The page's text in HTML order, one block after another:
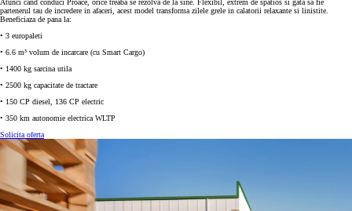
Atunci cand conduci Proace, orice treaba se rezolva de la sine. Flexibil, extrem de spatios si gata sa fie
partenerul tau de incredere in afaceri, acest model transforma zilele grele in calatorii relaxante si linistite.
Beneficiaza de pana la:
• 3 europaleti
• 6.6 m³ volum de incarcare (cu Smart Cargo)
• 1400 kg sarcina utila
• 2500 kg capacitate de tractare
• 150 CP diesel, 136 CP electric
• 350 km autonomie electrica WLTP
Solicita oferta